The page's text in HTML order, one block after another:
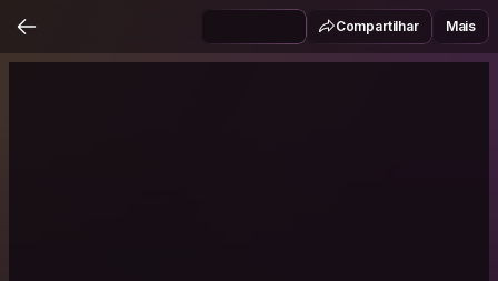
Compartilhar Mais